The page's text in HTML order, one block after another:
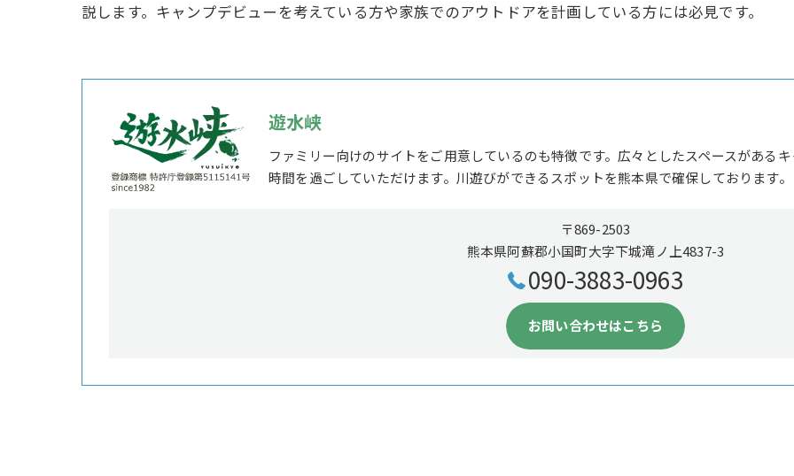
説します。キャンプデビューを考えている方や家族でのアウトドアを計画している方には必見です。
遊水峡
ファミリー向けのサイトをご用意しているのも特徴です。広々としたスペースがある
時間を過ごしていただけます。川遊びができるスポットを熊本県で確保しております。
〒869-2503
熊本県阿蘇郡小国町大字下城滝ノ上4837-3
090-3883-0963
お問い合わせはこちら